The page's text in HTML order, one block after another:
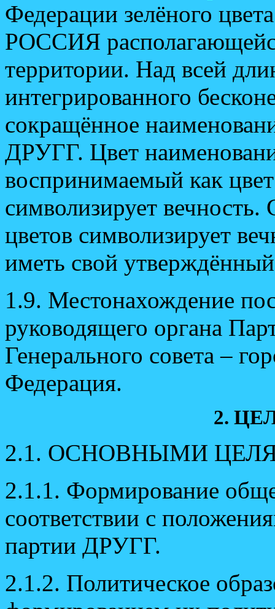
Федерации зелёного
РОССИЯ
территории. Над всей
интегрированного
сокращённое
ДРУГГ. Цвет
воспринимаемый как
символизирует вечность.
цветов символизирует
иметь свой
1.9. Местонахождение
руководящего органа
Генерального совета –
Федерация.
2.
2.1. ОСНОВНЫМИ
2.1.1. Формирование
соответствии с
партии ДРУГГ.
2.1.2. Политическое